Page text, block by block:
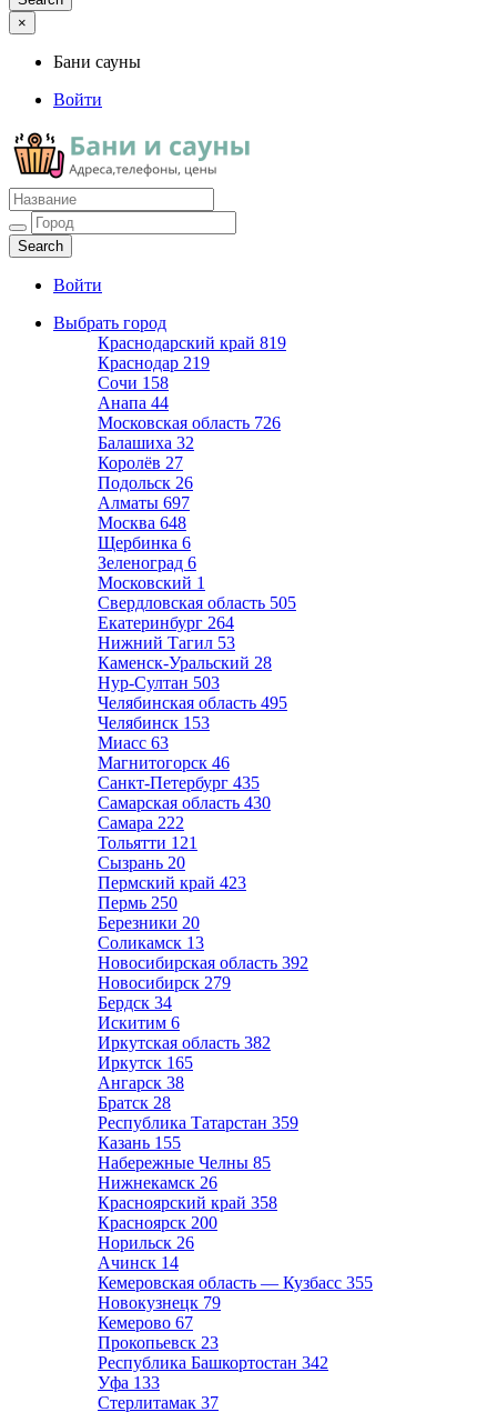
×
Бани сауны
Войти
Бани сауны
Адреса и телефоны
Войти
Выбрать город
Краснодарский край 819
Краснодар 219
Сочи 158
Анапа 44
Московская область 726
Балашиха 32
Королёв 27
Подольск 26
Алматы 697
Москва 648
Щербинка 6
Зеленоград 6
Московский 1
Свердловская область 505
Екатеринбург 264
Нижний Тагил 53
Каменск-Уральский 28
Нур-Султан 503
Челябинская область 495
Челябинск 153
Миасс 63
Магнитогорск 46
Санкт-Петербург 435
Самарская область 430
Самара 222
Тольятти 121
Сызрань 20
Пермский край 423
Пермь 250
Березники 20
Соликамск 13
Новосибирская область 392
Новосибирск 279
Бердск 34
Искитим 6
Иркутская область 382
Иркутск 165
Ангарск 38
Братск 28
Республика Татарстан 359
Казань 155
Набережные Челны 85
Нижнекамск 26
Красноярский край 358
Красноярск 200
Норильск 26
Ачинск 14
Кемеровская область — Кузбасс 355
Новокузнецк 79
Кемерово 67
Прокопьевск 23
Республика Башкортостан 342
Уфа 133
Стерлитамак 37